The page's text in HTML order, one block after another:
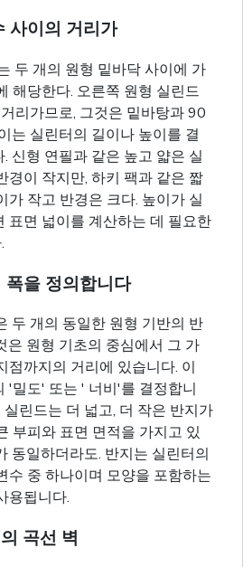
사이의 거리가
두 개의 원형 밑바닥 사이에 가
해당한다. 오른쪽 원형 실린드
리가므로, 그것은 밑바탕과 90
는 실린터의 길이나 높이를 결
신형 연필과 같은 높고 얇은 실
경이 작지만, 하키 팩과 같은 짧
가 작고 반경은 크다. 높이가 실
표면 넓이를 계산하는 데 필요한
폭을 정의합니다
두 개의 동일한 원형 기반의 반
은 원형 기초의 중심에서 그 가
점까지의 거리에 있습니다. 이
'밀도' 또는 ' 너비'를 결정합니
린드는 더 넓고, 더 작은 반지가
부피와 표면 면적을 가지고 있
동일하더라도. 반지는 실린터의
수 중 하나이며 모양을 포함하는
용됩니다.
곡선 벽